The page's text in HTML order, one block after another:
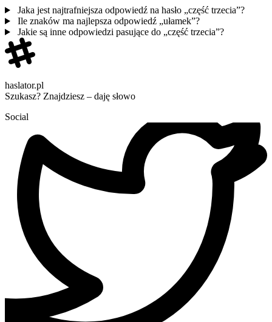
Jaka jest najtrafniejsza odpowiedź na hasło „część trzecia”?
Ile znaków ma najlepsza odpowiedź „ułamek”?
Jakie są inne odpowiedzi pasujące do „część trzecia”?
haslator.pl
Szukasz? Znajdziesz – daję słowo
Social